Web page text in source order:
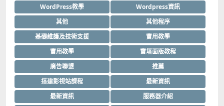
WordPress教學
Wordpress資訊
其他
其他程序
基礎維護及技術支援
實用教學
實用教學
寶塔面版教程
廣告聯盟
推薦
搭建影視站課程
最新資訊
最新資訊
服務器介紹